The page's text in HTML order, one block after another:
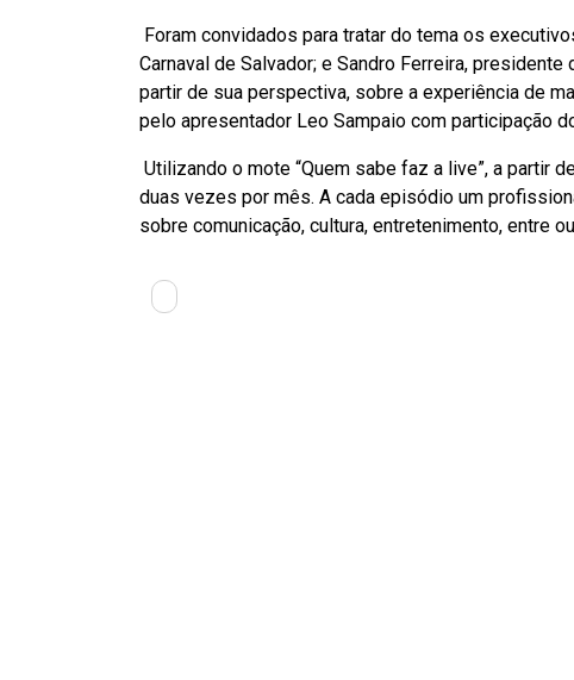
Foram convidados para tratar do tema os
Carnaval de Salvador; e Sandro Ferreira,
partir de sua perspectiva, sobre a experiência de
pelo apresentador Leo Sampaio com participação
Utilizando o mote “Quem sabe faz a live”, a partir
duas vezes por mês. A cada episódio um
sobre comunicação, cultura, entretenimento, entre